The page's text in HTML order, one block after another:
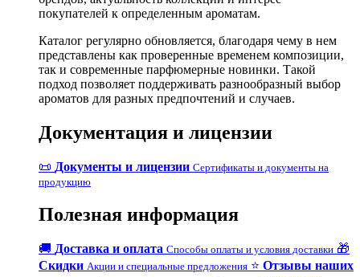
покупателей к определенным ароматам.
Каталог регулярно обновляется, благодаря чему в нем
представлены как проверенные временем композиции,
так и современные парфюмерные новинки. Такой
подход позволяет поддерживать разнообразный выбор
ароматов для разных предпочтений и случаев.
Документация и лицензии
📜 Документы и лицензии Сертификаты и документы на
продукцию
Полезная информация
🚚 Доставка и оплата Способы оплаты и условия доставки 🎁
Скидки Акции и специальные предложения ⭐ Отзывы наших